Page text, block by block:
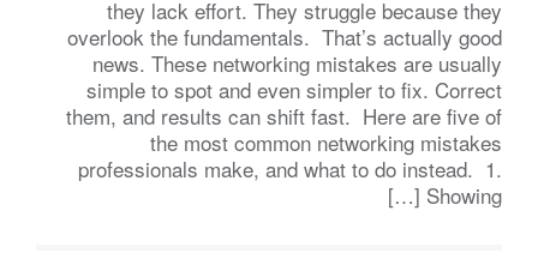
they lack effort. They struggle because they
overlook the fundamentals. That’s actually good
news. These networking mistakes are usually
simple to spot and even simpler to fix. Correct
them, and results can shift fast. Here are five of
the most common networking mistakes
professionals make, and what to do instead. 1.
Showing […]